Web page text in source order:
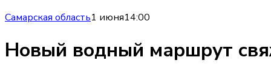
Самарская область1 июня14:00
Новый водный маршрут